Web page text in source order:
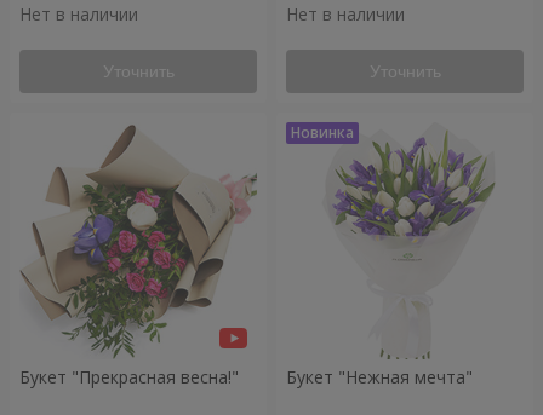
Нет в наличии
Уточнить
Нет в наличии
Уточнить
Букет "Прекрасная весна!" Букет "Нежная мечта"